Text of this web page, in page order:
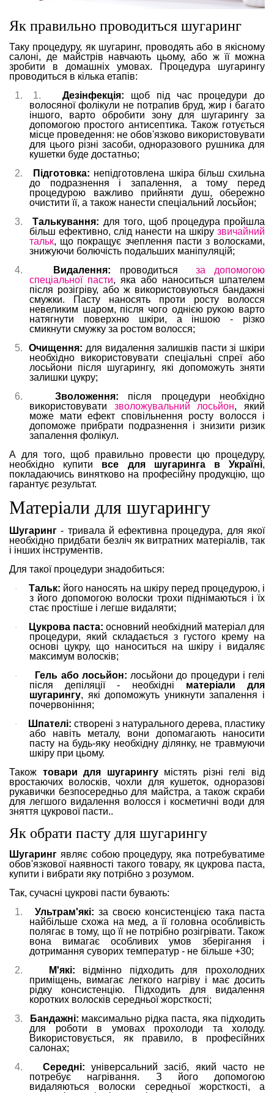
Як правильно проводиться шугаринг
Таку процедуру, як шугаринг, проводять або в якісному
салоні, де майстрів навчають цьому, або ж її можна
зробити в домашніх умовах. Процедура шугарингу
проводиться в кілька етапів:
1.
1. Дезінфекція: щоб під час процедури до
волосяної фолікули не потрапив бруд, жир і багато
іншого, варто обробити зону для шугарингу за
допомогою простого антисептика. Також готується
місце проведення: не обов'язково використовувати
для цього різні засоби, одноразового рушника для
кушетки буде достатньо;
2.
Підготовка: непідготовлена шкіра більш схильна
до подразнення і запалення, а тому перед
процедурою важливо прийняти душ, обережно
очистити її, а також нанести спеціальний лосьйон;
3.
Талькування: для того, щоб процедура пройшла
більш ефективно, слід нанести на шкіру звичайний
тальк, що покращує зчеплення пасти з волосками,
знижуючи болючість подальших маніпуляцій;
4.
Видалення: проводиться
за допомогою
спеціальної пасти, яка або наноситься шпателем
після розігріву, або ж використовуються бандажні
смужки. Пасту наносять проти росту волосся
невеликим шаром, після чого однією рукою варто
натягнути поверхню шкіри, а іншою - різко
смикнути смужку за ростом волосся;
5.
Очищення: для видалення залишків пасти зі шкіри
необхідно використовувати спеціальні спреї або
лосьйони після шугарингу, які допоможуть зняти
залишки цукру;
6.
Зволоження: після процедури необхідно
використовувати зволожувальний лосьйон, який
може мати ефект сповільнення росту волосся і
допоможе прибрати подразнення і знизити ризик
запалення фолікул.
А для того, щоб правильно провести цю процедуру,
необхідно купити все для шугаринга в Україні,
покладаючись винятково на професійну продукцію, що
гарантує результат.
Матеріали для шугарингу
Шугаринг- тривала й ефективна процедура, для якої
необхідно придбати безліч як витратних матеріалів, так
і інших інструментів.
Для такої процедури знадобиться:
· Тальк: його наносять на шкіру перед процедурою, і
з його допомогою волоски трохи піднімаються і їх
стає простіше і легше видаляти;
· Цукрова паста: основний необхідний матеріал для
процедури, який складається з густого крему на
основі цукру, що наноситься на шкіру і видаляє
максимум волосків;
· Гель або лосьйон: лосьйони до процедури і гелі
після депіляції - необхідні матеріали для
шугарингу, які допоможуть уникнути запалення і
почервоніння;
· Шпателі: створені з натурального дерева, пластику
або навіть металу, вони допомагають наносити
пасту на будь-яку необхідну ділянку, не травмуючи
шкіру при цьому.
Також товари для шугарингумістять різні гелі від
вростаючих волосків, чохли для кушеток, одноразові
рукавички безпосередньо для майстра, а також скраби
для легшого видалення волосся і косметичні води для
зняття цукрової пасти..
Як обрати пасту для шугарингу
Шугаринг являє собою процедуру, яка потребуватиме
обов'язкової наявності такого товару, як цукрова паста,
купити і вибрати яку потрібно з розумом.
Так, сучасні цукрові пасти бувають:
1.
Ультрам'які: за своєю консистенцією така паста
найбільше схожа на мед, а її головна особливість
полягає в тому, що її не потрібно розігрівати. Також
вона вимагає особливих умов зберігання і
дотримання суворих температур - не більше +30;
2.
М'які: відмінно підходить для прохолодних
приміщень, вимагає легкого нагріву і має досить
рідку консистенцію. Підходить для видалення
коротких волосків середньої жорсткості;
3.
Бандажні: максимально рідка паста, яка підходить
для роботи в умовах прохолоди та холоду.
Використовується, як правило, в професійних
салонах;
4.
Середні: універсальний засіб, який часто не
потребує нагрівання. З його допомогою
видаляються волоски середньої жорсткості, а